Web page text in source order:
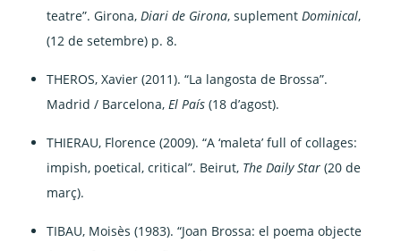
teatre”. Girona,Diari de Girona, suplementDominical,
(12 de setembre) p. 8.
THEROS, Xavier (2011). “La langosta de Brossa”.
Madrid / Barcelona, El País (18 d’agost).
THIERAU, Florence (2009). “A ‘maleta’ full of collages:
impish, poetical, critical”. Beirut, The Daily Star (20 de
març).
TIBAU, Moisès (1983). “Joan Brossa: el poema objecte